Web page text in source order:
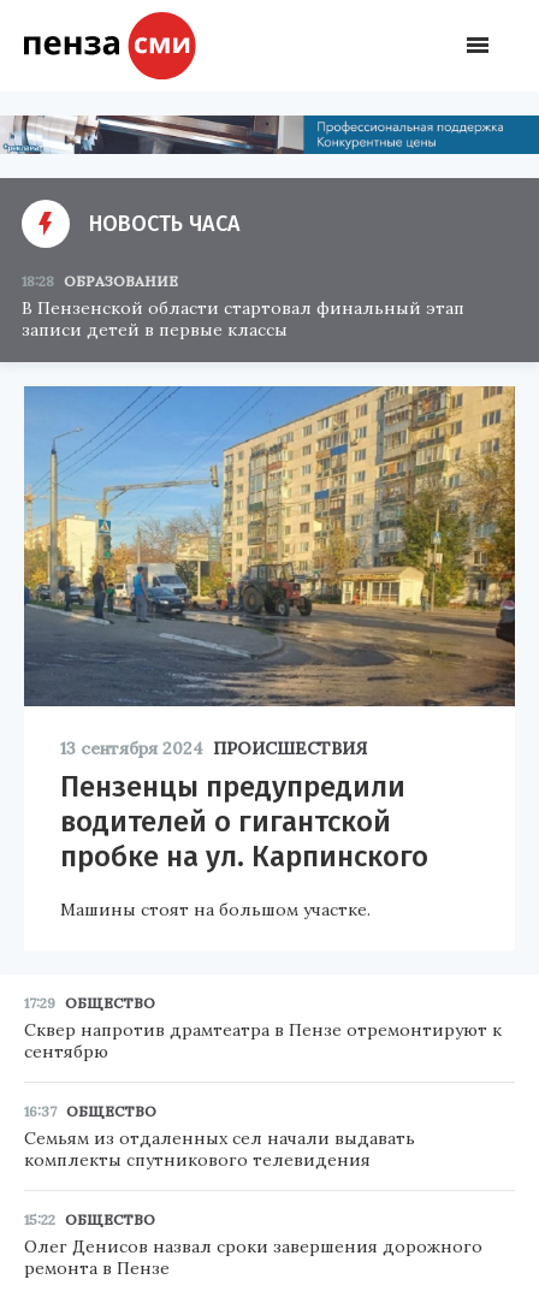
НОВОСТЬ ЧАСА
18:28 ОБРАЗОВАНИЕ
В Пензенской области стартовал финальный этап
записи детей в первые классы
13 сентября 2024 ПРОИСШЕСТВИЯ
Пензенцы предупредили
водителей о гигантской
пробке на ул. Карпинского
Машины стоят на большом участке.
17:29 ОБЩЕСТВО
Сквер напротив драмтеатра в Пензе отремонтируют к
сентябрю
16:37 ОБЩЕСТВО
Семьям из отдаленных сел начали выдавать
комплекты спутникового телевидения
15:22 ОБЩЕСТВО
Олег Денисов назвал сроки завершения дорожного
ремонта в Пензе